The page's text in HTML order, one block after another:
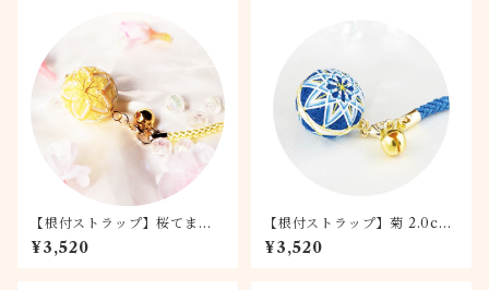
【根付ストラップ】桜てまり -
月桜-
¥3,520
【根付ストラップ】菊 2.0cm
てまり 富士
¥3,520